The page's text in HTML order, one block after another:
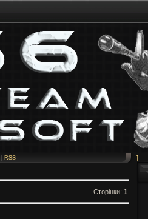
RSS
Сторінки: 1
]